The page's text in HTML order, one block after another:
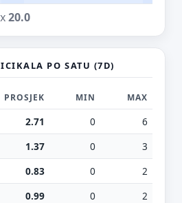
20.0
PO SATU (7D)
PROSJEK MIN MAX
2.71 0
6
1.37 0
3
0.83 0
2
0.99 0
2